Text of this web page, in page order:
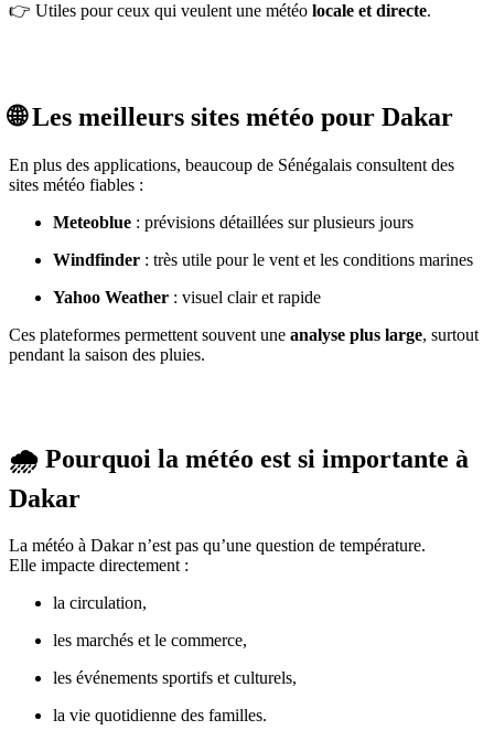
👉 Utiles pour ceux qui veulent une météo locale et directe.
🌐 Les meilleurs sites météo pour Dakar
En plus des applications, beaucoup de Sénégalais consultent des
sites météo fiables :
Meteoblue : prévisions détaillées sur plusieurs jours
Windfinder : très utile pour le vent et les conditions marines
Yahoo Weather : visuel clair et rapide
Ces plateformes permettent souvent une analyse plus large, surtout
pendant la saison des pluies.
🌧️ Pourquoi la météo est si importante à
Dakar
La météo à Dakar n’est pas qu’une question de température.
Elle impacte directement :
la circulation,
les marchés et le commerce,
les événements sportifs et culturels,
la vie quotidienne des familles.